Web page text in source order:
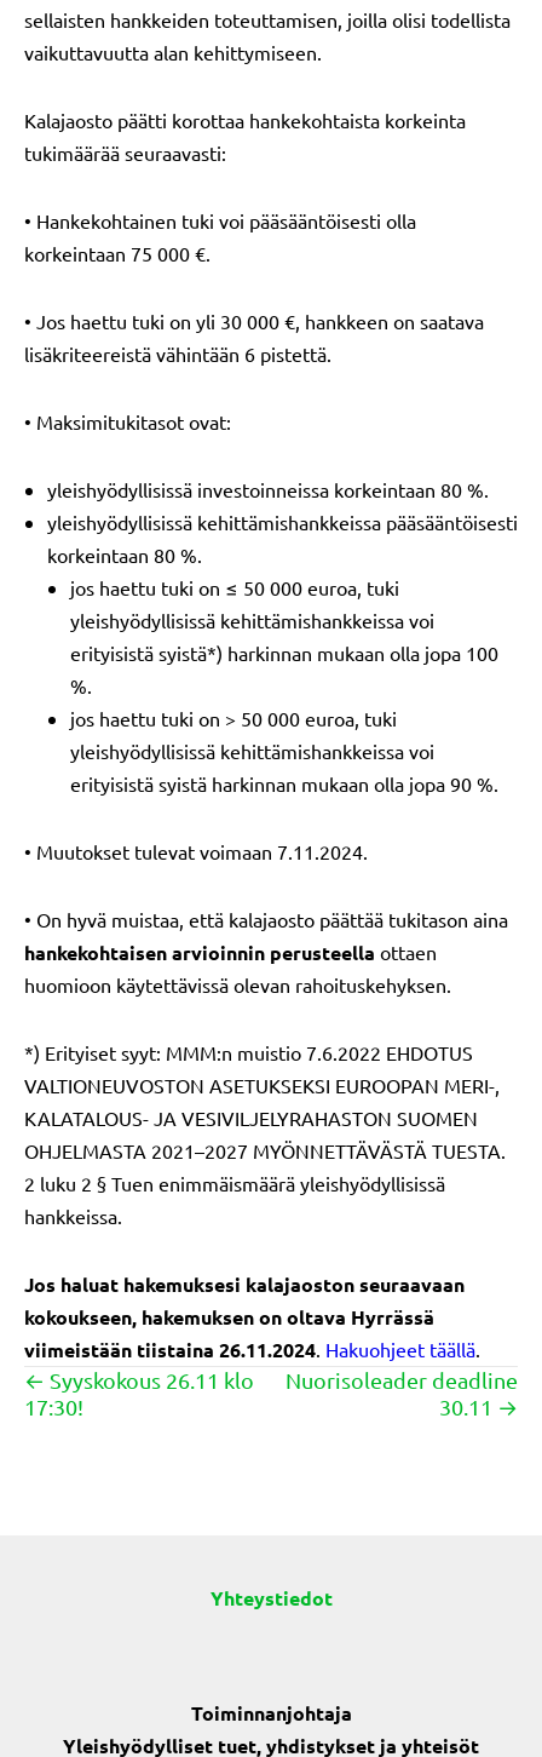
sellaisten hankkeiden toteuttamisen, joilla olisi todellista
vaikuttavuutta alan kehittymiseen.
Kalajaosto päätti korottaa hankekohtaista korkeinta
tukimäärää seuraavasti:
• Hankekohtainen tuki voi pääsääntöisesti olla
korkeintaan 75 000 €.
• Jos haettu tuki on yli 30 000 €, hankkeen on saatava
lisäkriteereistä vähintään 6 pistettä.
• Maksimitukitasot ovat:
yleishyödyllisissä investoinneissa korkeintaan 80 %.
yleishyödyllisissä kehittämishankkeissa pääsääntöisesti
korkeintaan 80 %.
jos haettu tuki on ≤ 50 000 euroa, tuki
yleishyödyllisissä kehittämishankkeissa voi
erityisistä syistä*) harkinnan mukaan olla jopa 100
%.
jos haettu tuki on > 50 000 euroa, tuki
yleishyödyllisissä kehittämishankkeissa voi
erityisistä syistä harkinnan mukaan olla jopa 90 %.
• Muutokset tulevat voimaan 7.11.2024.
• On hyvä muistaa, että kalajaosto päättää tukitason aina
hankekohtaisen arvioinnin perusteella ottaen
huomioon käytettävissä olevan rahoituskehyksen.
*) Erityiset syyt: MMM:n muistio 7.6.2022 EHDOTUS
VALTIONEUVOSTON ASETUKSEKSI EUROOPAN MERI-,
KALATALOUS- JA VESIVILJELYRAHASTON SUOMEN
OHJELMASTA 2021–2027 MYÖNNETTÄVÄSTÄ TUESTA.
2 luku 2 § Tuen enimmäismäärä yleishyödyllisissä
hankkeissa.
Jos haluat hakemuksesi kalajaoston seuraavaan
kokoukseen, hakemuksen on oltava Hyrrässä
viimeistään tiistaina 26.11.2024. Hakuohjeet täällä.
Posts
navigation
← Syyskokous 26.11 klo
17:30!
Nuorisoleader deadline
30.11 →
Yhteystiedot
Toiminnanjohtaja
Yleishyödylliset tuet, yhdistykset ja yhteisöt